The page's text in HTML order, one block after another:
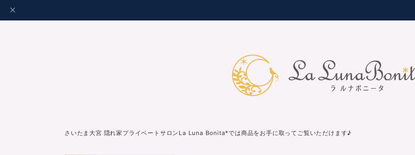
さいたま大宮 隠れ家プライベートサロンLa Luna Bonita*では商品をお手に取ってご覧いただけます♪